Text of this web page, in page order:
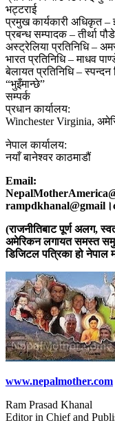
भट्टराई
प्रमुख कार्यकारी अधिकृत
प्रबन्ध सम्पादक – तीर्था
अस्ट्रेलिया प्रतिनिधि –
भारत प्रतिनिधि – माधव
बेलायत प्रतिनिधि – स्पन्दन
“भुइँमान्छे”
सम्पर्क
प्रधान कार्यालय:
Winchester Virginia,
नेपाल कार्यालय:
नयाँ बानेश्वर काठमाडौं
Email:
(राजनीतिबाट पूर्ण अलग,
अमेरिकन लगायत समस्त
डिजिटल पत्रिका हो
www.nepalmother.com
Ram Prasad Khanal
Editor in Chief and